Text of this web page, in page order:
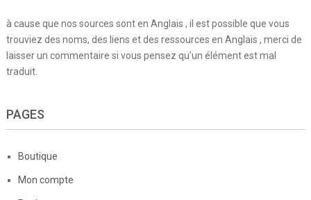
à cause que nos sources sont en Anglais , il est possible que vous
trouviez des noms, des liens et des ressources en Anglais , merci de
laisser un commentaire si vous pensez qu’un élément est mal
traduit.
PAGES
Boutique
Mon compte